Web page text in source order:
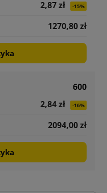
2,87 zł
-15%
1270,80 zł
600
2,84 zł
-16%
2094,00 zł